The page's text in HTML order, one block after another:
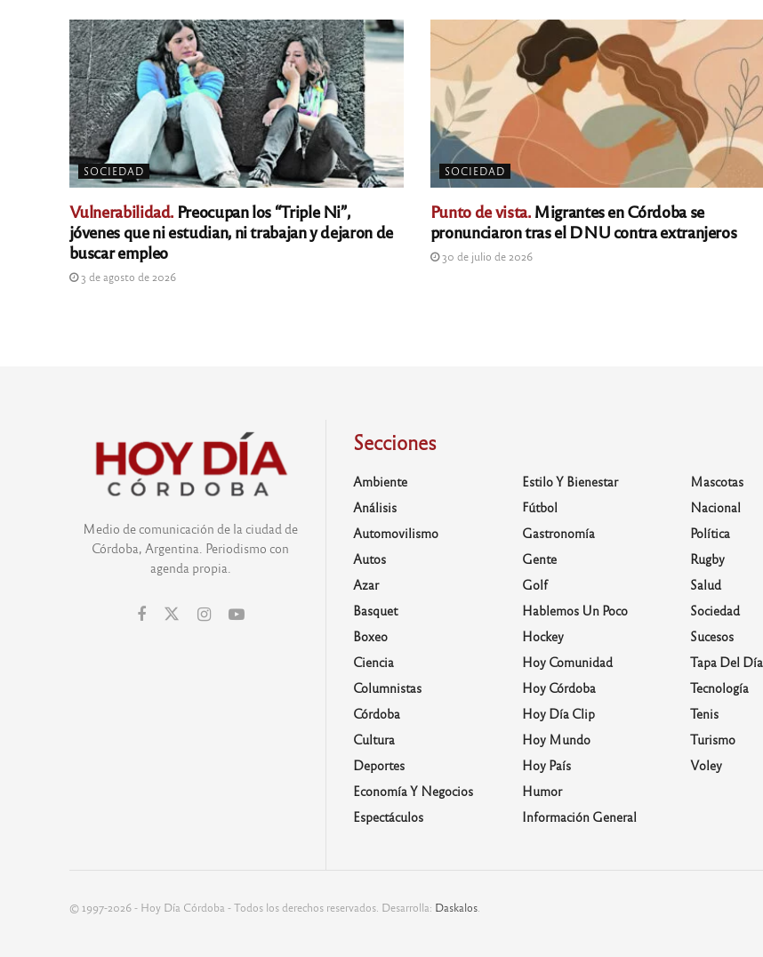
SOCIEDAD
Vulnerabilidad. Preocupan los “Triple Ni”,
jóvenes que ni estudian, ni trabajan y dejaron de
buscar empleo
3 de agosto de 2026
SOCIEDAD
Punto de vista.Migrantes en Córdoba se
pronunciaron tras el DNU contra extranjeros
30 de julio de 2026
Medio de comunicación de la ciudad de
Córdoba, Argentina. Periodismo con
agenda propia.
Secciones
Ambiente
Análisis
Automovilismo
Autos
Azar
Basquet
Boxeo
Ciencia
Columnistas
Córdoba
Cultura
Deportes
Economía Y Negocios
Espectáculos
Estilo Y Bienestar
Fútbol
Gastronomía
Gente
Golf
Hablemos Un Poco
Hockey
Hoy Comunidad
Hoy Córdoba
Hoy Día Clip
Hoy Mundo
Hoy País
Humor
Información General
Mascotas
Nacional
Política
Rugby
Salud
Sociedad
Sucesos
Tapa Del Día
Tecnología
Tenis
Turismo
Voley
© 1997-2026 - Hoy Día Córdoba - Todos los derechos reservados. Desarrolla: Daskalos.